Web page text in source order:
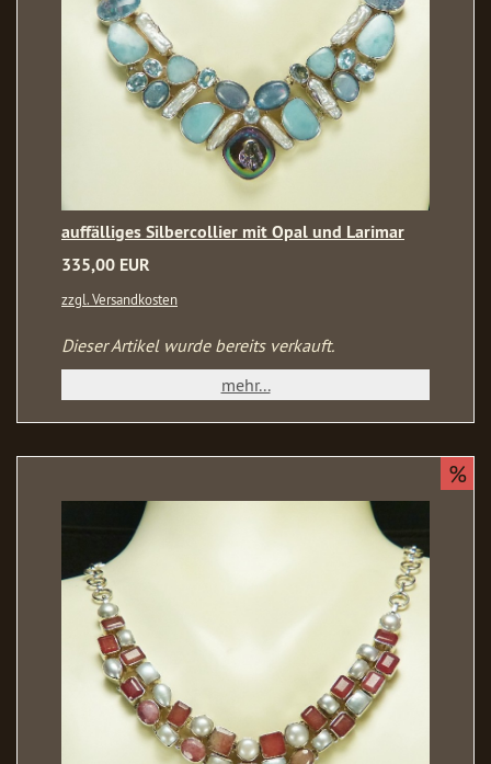
auffälliges Silbercollier mit Opal und Larimar
335,00 EUR
zzgl. Versandkosten
Dieser Artikel wurde bereits verkauft.
mehr...
%